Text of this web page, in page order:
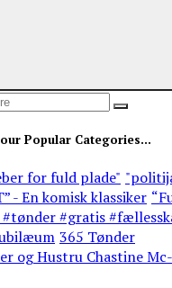
Popular Categories...
for fuld plade"
- En komisk klassiker
#gratis
365 Tønder
og Hustru Chastine